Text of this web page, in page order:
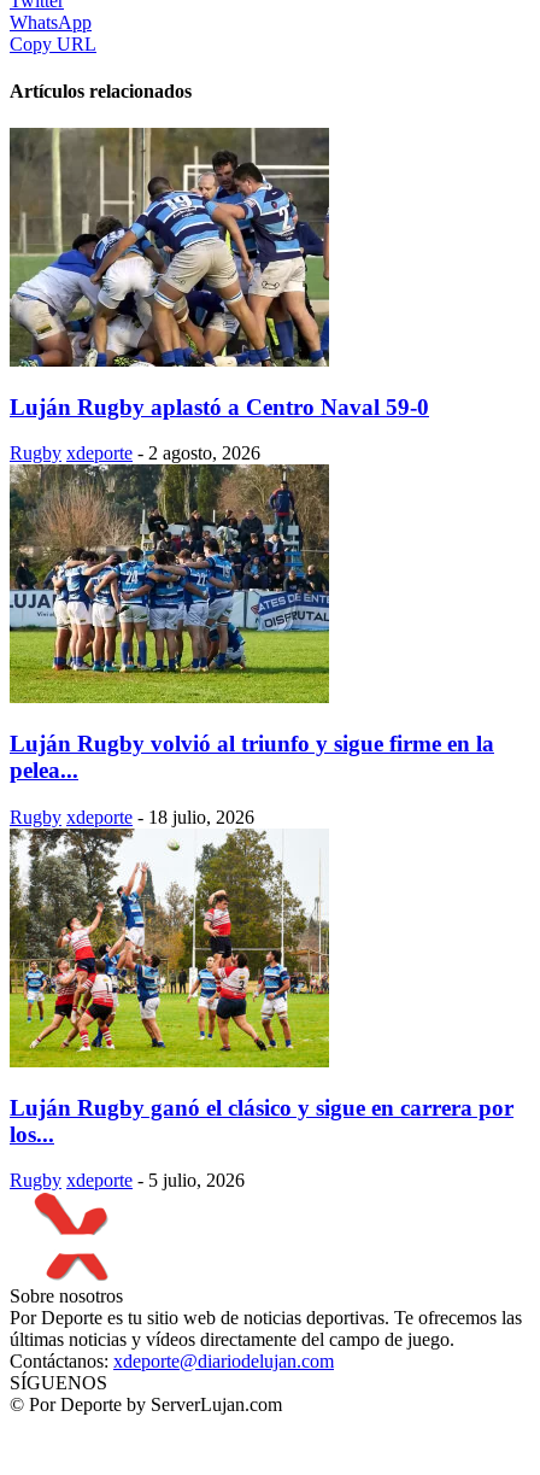
WhatsApp
Copy URL
Artículos relacionados
Luján Rugby aplastó a Centro Naval 59-0
Rugby xdeporte - 2 agosto, 2026
Luján Rugby volvió al triunfo y sigue firme en la
pelea...
Rugby xdeporte - 18 julio, 2026
Luján Rugby ganó el clásico y sigue en carrera por
los...
Rugby xdeporte - 5 julio, 2026
Sobre nosotros
Por Deporte es tu sitio web de noticias deportivas. Te ofrecemos las
últimas noticias y vídeos directamente del campo de juego.
Contáctanos: xdeporte@diariodelujan.com
SÍGUENOS
© Por Deporte by ServerLujan.com